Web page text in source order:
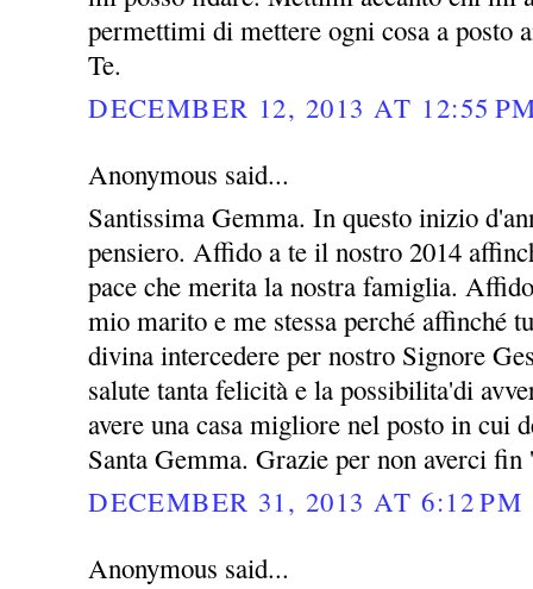
permettimi di mettere ogni cosa a posto
Te.
DECEMBER 12, 2013 AT 12:55
Anonymous said...
Santissima Gemma. In questo inizio
pensiero. Affido a te il nostro 2014
pace che merita la nostra famiglia.
mio marito e me stessa perché affinché
divina intercedere per nostro Signore
salute tanta felicità e la possibilita'di
avere una casa migliore nel posto in cui
Santa Gemma. Grazie per non averci fin
DECEMBER 31, 2013 AT 6:12 PM
Anonymous said...